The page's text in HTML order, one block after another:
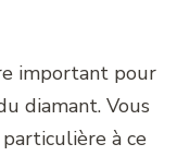
important pour
diamant. Vous
à ce